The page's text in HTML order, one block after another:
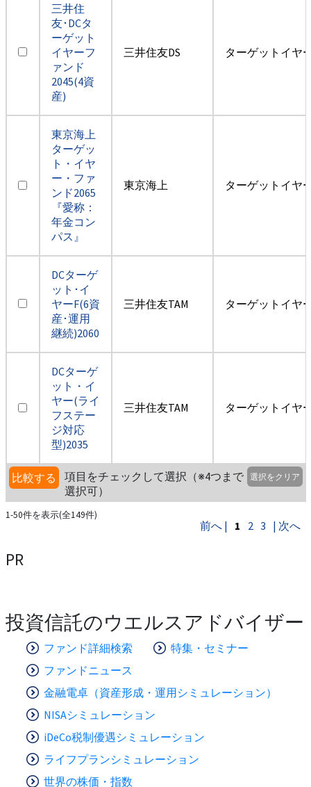
三井住
友･DCタ
ーゲット
イヤーフ
ァンド
2045(4資
産)
三井住友DS ターゲットイヤ
東京海上
ターゲッ
ト・イヤ
ー・ファ
ンド2065
『愛称：
年金コン
パス』
東京海上 ターゲットイヤ
DCターゲ
ット･イ
ヤーF(6資
産･運用
継続)2060
三井住友TAM ターゲットイヤ
DCターゲ
ット・イ
ヤー(ライ
フステー
ジ対応
型)2035
三井住友TAM ターゲットイヤ
比較する
項目をチェックして選択（※4つまで
選択可）
選択をクリア
1-50件を表示(全149件)
前へ | 1 2 3 | 次へ
PR
投資信託のウエルスアドバイザー
ファンド詳細検索
特集・セミナー
ファンドニュース
金融電卓（資産形成・運用シミュレーション）
NISAシミュレーション
iDeCo税制優遇シミュレーション
ライフプランシミュレーション
世界の株価・指数